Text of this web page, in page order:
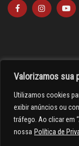
Valorizamos sua
Utilizamos cookies
exibir anúncios ou
tráfego. Ao clicar em
nossa Política de
><(((º> 17